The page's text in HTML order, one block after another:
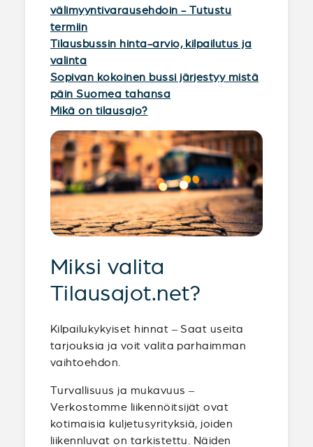
välimyyntivarausehdoin - Tutustu
termiin
Tilausbussin hinta-arvio, kilpailutus ja
valinta
Sopivan kokoinen bussi järjestyy mistä
päin Suomea tahansa
Mikä on tilausajo?
Miksi valita
Tilausajot.net?
Kilpailukykyiset hinnat – Saat useita
tarjouksia ja voit valita parhaimman
vaihtoehdon.
Turvallisuus ja mukavuus –
Verkostomme liikennöitsijät ovat
kotimaisia kuljetusyrityksiä, joiden
liikennluvat on tarkistettu. Näiden